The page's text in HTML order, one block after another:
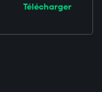
Télécharger